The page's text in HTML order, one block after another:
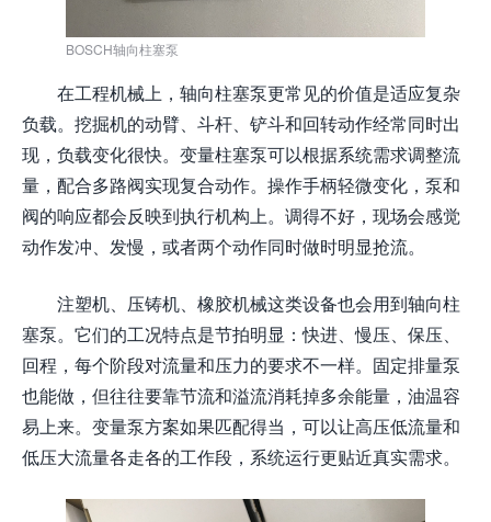
BOSCH轴向柱塞泵
在工程机械上，轴向柱塞泵更常见的价值是适应复杂
负载。挖掘机的动臂、斗杆、铲斗和回转动作经常同时出
现，负载变化很快。变量柱塞泵可以根据系统需求调整流
量，配合多路阀实现复合动作。操作手柄轻微变化，泵和
阀的响应都会反映到执行机构上。调得不好，现场会感觉
动作发冲、发慢，或者两个动作同时做时明显抢流。
注塑机、压铸机、橡胶机械这类设备也会用到轴向柱
塞泵。它们的工况特点是节拍明显：快进、慢压、保压、
回程，每个阶段对流量和压力的要求不一样。固定排量泵
也能做，但往往要靠节流和溢流消耗掉多余能量，油温容
易上来。变量泵方案如果匹配得当，可以让高压低流量和
低压大流量各走各的工作段，系统运行更贴近真实需求。